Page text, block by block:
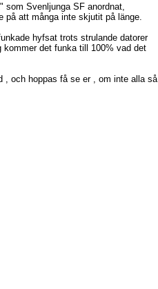
Svenljunga SF anordnat,
att många inte skjutit på länge.
hyfsat trots strulande datorer
kommer det funka till 100% vad det
, och hoppas få se er , om inte alla så